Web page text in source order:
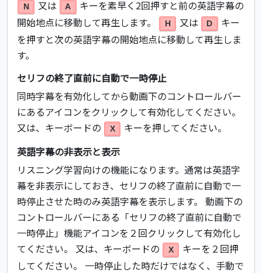
N 又は A
キーを素早く2回押すと前の英語字幕の
開始地点に移動して再生します。
H 又は D
キー
を押すと次の英語字幕の開始地点に移動して再生しま
す。
セリフの終了直前に自動で一時停止
同時字幕を有効化してから動画下のコントロールバー
にあるアイコンをクリックして有効化してください。
又は、キーボードの
X
キーを押してください。
英語字幕の非表示と表示
リスニング学習向けの機能になります。通常は英語字
幕を非表示にしておき、セリフの終了直前に自動で一
時停止させた時のみ英語字幕を表示します。 動画下の
コントロールバーにある「セリフの終了直前に自動で
一時停止」機能アイコンを２回クリックして有効化し
てください。 又は、キーボードの
X
キーを２回押
してください。 一時停止した時だけではなく、手動で